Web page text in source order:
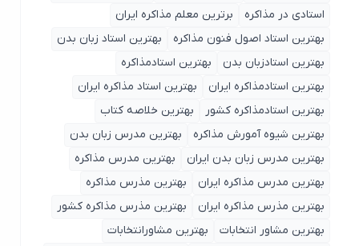
استادی در مذاکره
برترین معلم مذاکره ایران
بهترین استاد اصول ‌فنون مذاکره
بهترین استاد زبان بدن
بهترین استادزبان بدن
بهترین استادمذاکره
بهترین استادمذاکره ایران
بهترین استاد مذاکره ایران
بهترین استادمذاکره کشور
بهترین خلاصه کتاب
بهترین شیوه آمورش مذاکره
بهترین مدرس زبان بدن
بهترین مدرس زبان بدن ایران
بهترین مدرس مذاکره
بهترین مدرس مذاکره ایران
بهترین مذرس مذاکره
بهترین مذرس مذاکره ایران
بهترین مذرس مذاکره کشور
بهترین مشاور انتخابات
بهترین مشاورانتخابات